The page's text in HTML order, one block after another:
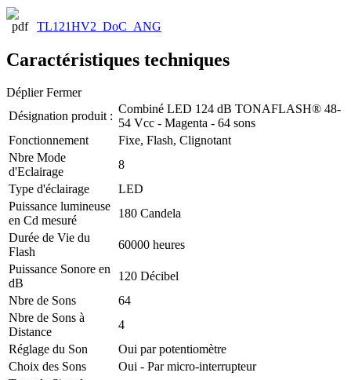
TL121HV2_DoC_ANG
Caractéristiques techniques
Déplier Fermer
Désignation produit :
Combiné LED 124 dB TONAFLASH® 48-
54 Vcc - Magenta - 64 sons
Fonctionnement
Fixe, Flash, Clignotant
Nbre Mode
d'Eclairage
8
Type d'éclairage
LED
Puissance lumineuse
en Cd mesuré
180 Candela
Durée de Vie du
Flash
60000 heures
Puissance Sonore en
dB
120 Décibel
Nbre de Sons
64
Nbre de Sons à
Distance
4
Réglage du Son
Oui par potentiomètre
Choix des Sons
Oui - Par micro-interrupteur